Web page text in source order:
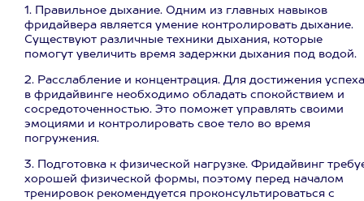
1. Правильное дыхание. Одним из главных навыков
фридайвера является умение контролировать дыхание.
Существуют различные техники дыхания, которые
помогут увеличить время задержки дыхания под водой.
2. Расслабление и концентрация. Для достижения успеха
в фридайвинге необходимо обладать спокойствием и
сосредоточенностью. Это поможет управлять своими
эмоциями и контролировать свое тело во время
погружения.
3. Подготовка к физической нагрузке. Фридайвинг
хорошей физической формы, поэтому перед началом
тренировок рекомендуется проконсультироваться с